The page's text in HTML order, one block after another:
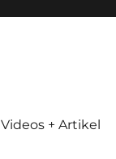
Videos + Artikel